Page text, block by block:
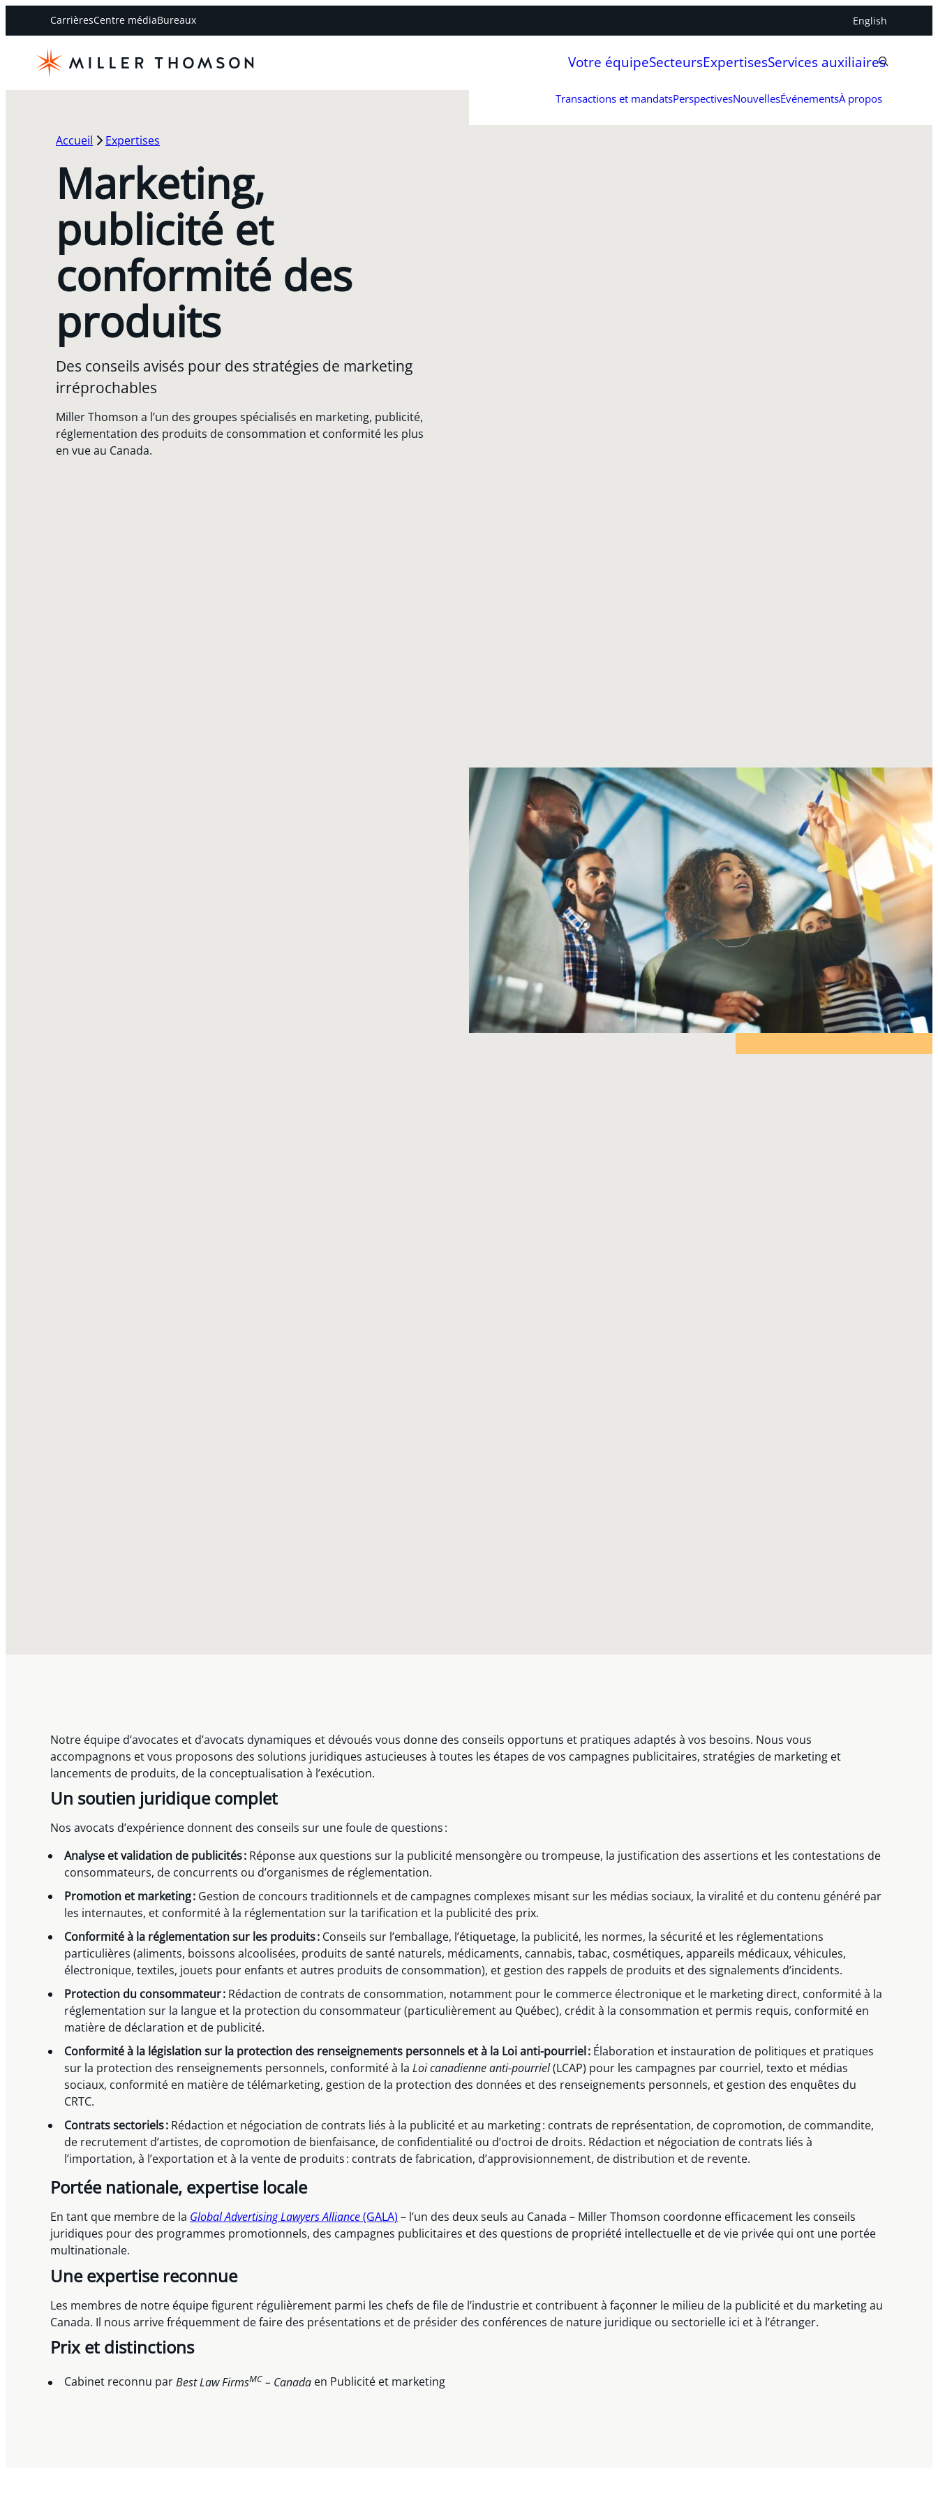
CarrièresCentre médiaBureaux English
Votre équipeSecteursExpertisesServices auxiliaires
Transactions et mandatsPerspectivesNouvellesÉvénementsÀ propos
Accueil Expertises
Marketing,
publicité et
conformité des
produits
Des conseils avisés pour des stratégies de marketing
irréprochables
Miller Thomson a l’un des groupes spécialisés en marketing, publicité,
réglementation des produits de consommation et conformité les plus
en vue au Canada.
Notre équipe d’avocates et d’avocats dynamiques et dévoués vous donne des conseils opportuns et pratiques adaptés à vos besoins. Nous vous
accompagnons et vous proposons des solutions juridiques astucieuses à toutes les étapes de vos campagnes publicitaires, stratégies de marketing et
lancements de produits, de la conceptualisation à l’exécution.
Un soutien juridique complet
Nos avocats d’expérience donnent des conseils sur une foule de questions :
Analyse et validation de publicités : Réponse aux questions sur la publicité mensongère ou trompeuse, la justification des assertions et les contestations de
consommateurs, de concurrents ou d’organismes de réglementation.
Promotion et marketing : Gestion de concours traditionnels et de campagnes complexes misant sur les médias sociaux, la viralité et du contenu généré par
les internautes, et conformité à la réglementation sur la tarification et la publicité des prix.
Conformité à la réglementation sur les produits : Conseils sur l’emballage, l’étiquetage, la publicité, les normes, la sécurité et les réglementations
particulières (aliments, boissons alcoolisées, produits de santé naturels, médicaments, cannabis, tabac, cosmétiques, appareils médicaux, véhicules,
électronique, textiles, jouets pour enfants et autres produits de consommation), et gestion des rappels de produits et des signalements d’incidents.
Protection du consommateur : Rédaction de contrats de consommation, notamment pour le commerce électronique et le marketing direct, conformité à la
réglementation sur la langue et la protection du consommateur (particulièrement au Québec), crédit à la consommation et permis requis, conformité en
matière de déclaration et de publicité.
Conformité à la législation sur la protection des renseignements personnels et à la Loi anti-pourriel : Élaboration et instauration de politiques et pratiques
sur la protection des renseignements personnels, conformité à la Loi canadienne anti-pourriel(LCAP) pour les campagnes par courriel, texto et médias
sociaux, conformité en matière de télémarketing, gestion de la protection des données et des renseignements personnels, et gestion des enquêtes du
CRTC.
Contrats sectoriels : Rédaction et négociation de contrats liés à la publicité et au marketing : contrats de représentation, de copromotion, de commandite,
de recrutement d’artistes, de copromotion de bienfaisance, de confidentialité ou d’octroi de droits. Rédaction et négociation de contrats liés à
l’importation, à l’exportation et à la vente de produits : contrats de fabrication, d’approvisionnement, de distribution et de revente.
Portée nationale, expertise locale
En tant que membre de la Global Advertising Lawyers Alliance(GALA) – l’un des deux seuls au Canada – Miller Thomson coordonne efficacement les conseils
juridiques pour des programmes promotionnels, des campagnes publicitaires et des questions de propriété intellectuelle et de vie privée qui ont une portée
multinationale.
Une expertise reconnue
Les membres de notre équipe figurent régulièrement parmi les chefs de file de l’industrie et contribuent à façonner le milieu de la publicité et du marketing au
Canada. Il nous arrive fréquemment de faire des présentations et de présider des conférences de nature juridique ou sectorielle ici et à l’étranger.
Prix et distinctions
Cabinet reconnu parBest Law FirmsMC – Canada en Publicité et marketing